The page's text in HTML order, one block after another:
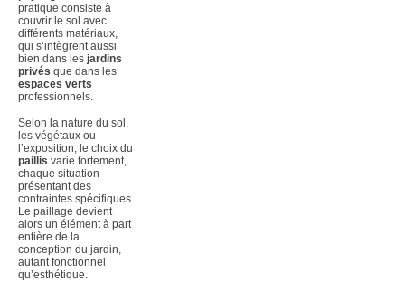
pratique consiste à
couvrir le sol avec
différents matériaux,
qui s’intègrent aussi
bien dans les jardins
privés que dans les
espaces verts
professionnels.
Selon la nature du sol,
les végétaux ou
l’exposition, le choix du
paillis varie fortement,
chaque situation
présentant des
contraintes spécifiques.
Le paillage devient
alors un élément à part
entière de la
conception du jardin,
autant fonctionnel
qu’esthétique.